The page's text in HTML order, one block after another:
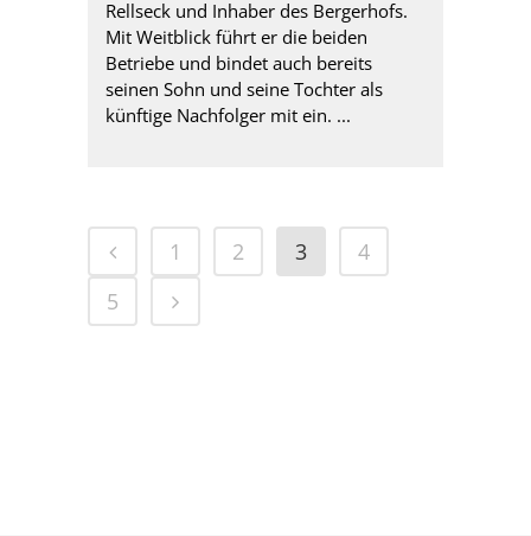
Rellseck und Inhaber des Bergerhofs.
Mit Weitblick führt er die beiden
Betriebe und bindet auch bereits
seinen Sohn und seine Tochter als
künftige Nachfolger mit ein. ...
1 2 3
4
5